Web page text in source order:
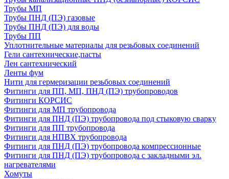
Трубы МП
Трубы ПНД (ПЭ) газовые
Трубы ПНД (ПЭ) для воды
Трубы ПП
Уплотнительные материалы для резьбовых соединений
Гели сантехнические,пасты
Лен сантехнический
Ленты фум
Нити для гермеризации резьбовых соединений
Фитинги для ПП, МП, ПНД (ПЭ) трубопроводов
Фитинги КОРСИС
Фитинги для МП трубопровода
Фитинги для ПНД (ПЭ) трубопровода под стыковую сварку
Фитинги для ПП трубопровода
Фитинги для НПВХ трубопровода
Фитинги для ПНД (ПЭ) трубопровода компрессионные
Фитинги для ПНД (ПЭ) трубопровода с закладными эл.
нагревателями
Хомуты